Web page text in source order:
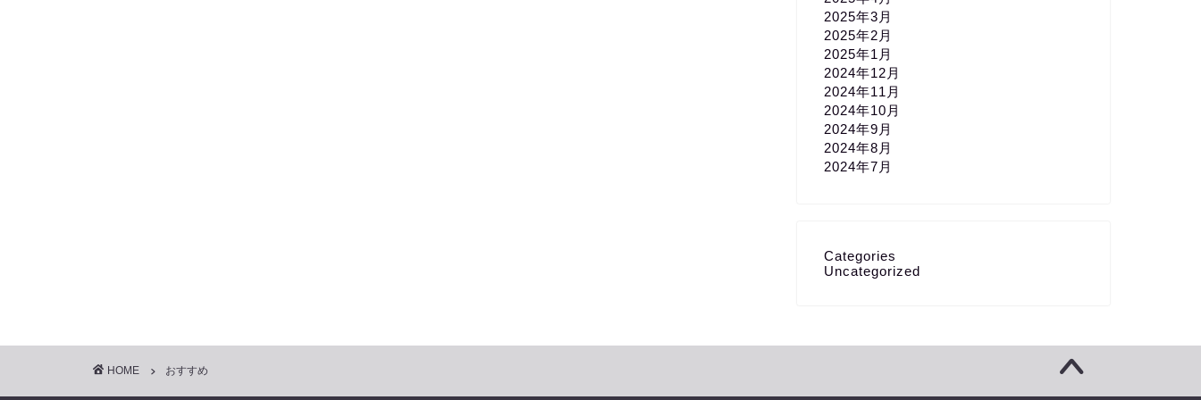
2025年3月
2025年2月
2025年1月
2024年12月
2024年11月
2024年10月
2024年9月
2024年8月
2024年7月
Categories
Uncategorized
HOME おすすめ